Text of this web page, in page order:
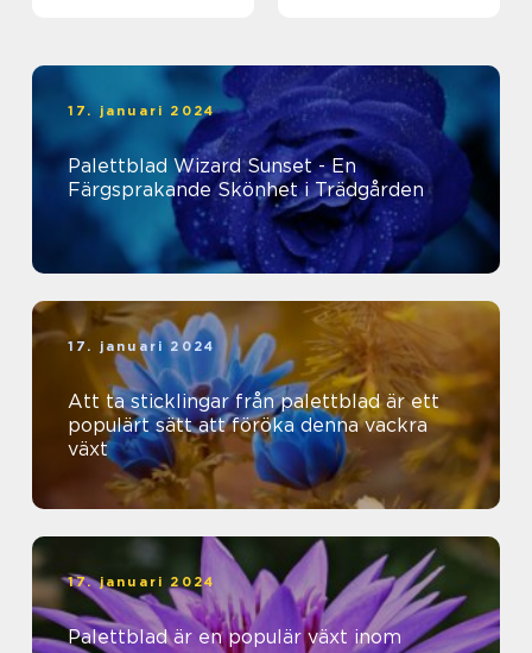
17. januari 2024
Palettblad Wizard Sunset - En
Färgsprakande Skönhet i Trädgården
17. januari 2024
Att ta sticklingar från palettblad är ett
populärt sätt att föröka denna vackra
växt
17. januari 2024
Palettblad är en populär växt inom